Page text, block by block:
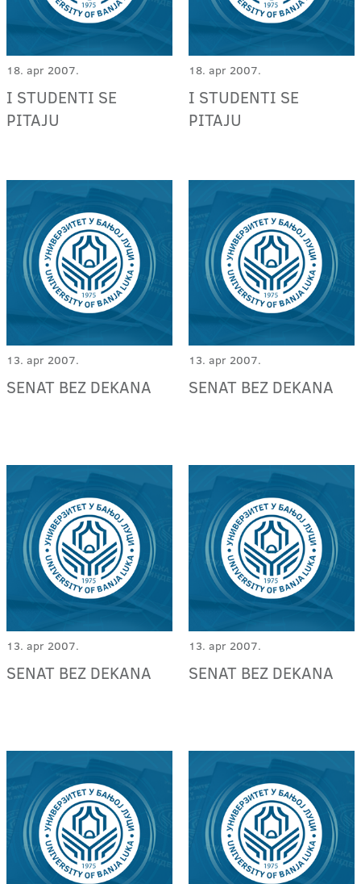
18. apr 2007.
I STUDENTI SE
PITAJU
18. apr 2007.
I STUDENTI SE
PITAJU
13. apr 2007.
SENAT BEZ DEKANA
13. apr 2007.
SENAT BEZ DEKANA
13. apr 2007.
SENAT BEZ DEKANA
13. apr 2007.
SENAT BEZ DEKANA